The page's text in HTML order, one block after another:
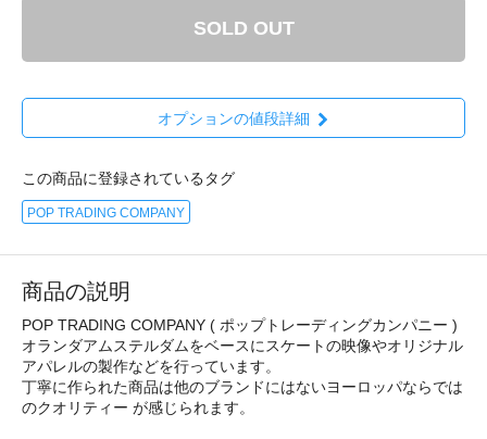
SOLD OUT
オプションの値段詳細
この商品に登録されているタグ
POP TRADING COMPANY
商品の説明
POP TRADING COMPANY ( ポップトレーディングカンパニー )
オランダアムステルダムをベースにスケートの映像やオリジナル
アパレルの製作などを行っています。
丁寧に作られた商品は他のブランドにはないヨーロッパならでは
のクオリティー が感じられます。